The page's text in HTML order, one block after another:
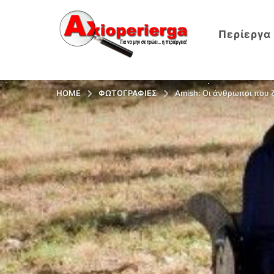
Περίεργα
HOME ΦΩΤΟΓΡΑΦΊΕΣ Amish: Οι άνθρωποι που